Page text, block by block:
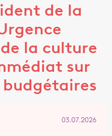
de la
la culture
sur